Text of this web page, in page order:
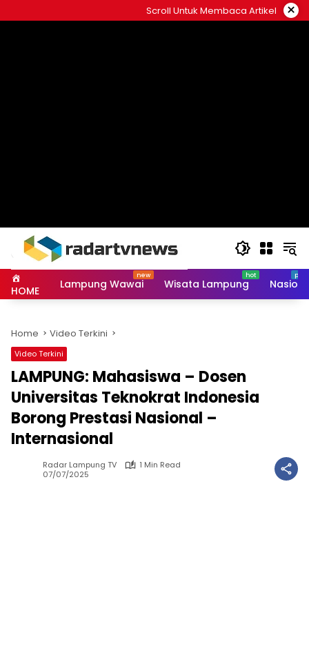
to
Scroll Untuk Membaca Artikel ×
HOME Lampung Wawai Wisata Lampung
Home Video Terkini
Video Terkini
LAMPUNG: Mahasiswa – Dosen
Universitas Teknokrat Indonesia
Borong Prestasi Nasional –
Internasional
Radar Lampung TV
1 Min Read
07/07/2025